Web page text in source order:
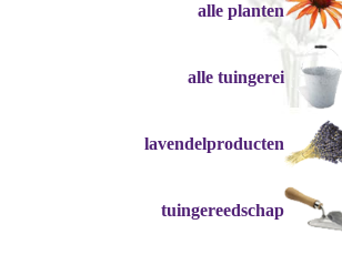
alle planten
alle tuingerei
lavendelproducten
tuingereedschap